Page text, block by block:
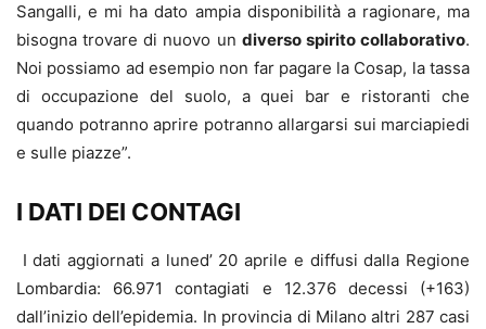
Sangalli, e mi ha dato ampia disponibilità a ragionare, ma
bisogna trovare di nuovo un diverso spirito collaborativo.
Noi possiamo ad esempio non far pagare la Cosap, la tassa
di occupazione del suolo, a quei bar e ristoranti che
quando potranno aprire potranno allargarsi sui marciapiedi
e sulle piazze”.
I DATI DEI CONTAGI
I dati aggiornati a luned’ 20 aprile e diffusi dalla Regione
Lombardia: 66.971 contagiati e 12.376 decessi (+163)
dall’inizio dell’epidemia. In provincia di Milano altri 287 casi